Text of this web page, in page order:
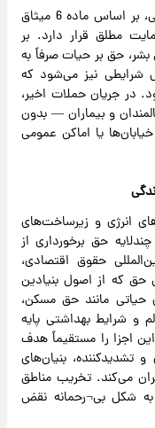
حق بر حیات به‌عنوان بنیادی‌ترین حق انسانی، بر اساس ماده 6 میثاق
مطلق قرار دارد. بر
36 کمیته حقوق بشر، حق بر حیات صرفاً به
شرایطی نیز می‌شود که
در جریان حملات اخیر،
و بیماران — بدون
یا اماکن عمومی
انرژی و زیرساخت‌های
حق برخورداری از
(ماده 11 میثاق بین‌المللی حقوق اقتصادی،
که از اصول بنیادین
حیاتی مانند حق مسکن،
و شرایط بهداشتی پایه
اجزا را مستقیماً هدف
تشدیدکننده، بنیان‌های
می‌کند. تخریب مناطق
شکل بی¬رحمانه نقض